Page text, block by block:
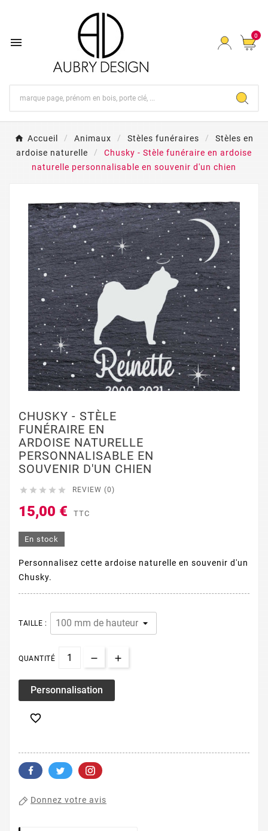
 0
Accueil Animaux Stèles funéraires
Stèles en
ardoise naturelle
Chusky - Stèle funéraire en ardoise
naturelle personnalisable en souvenir d'un chien
CHUSKY - STÈLE
FUNÉRAIRE EN
ARDOISE NATURELLE
PERSONNALISABLE EN
SOUVENIR D'UN CHIEN
     REVIEW (0)
15,00 € TTC
En stock
Personnalisez cette ardoise naturelle en souvenir d'un
Chusky.
TAILLE :
QUANTITÉ
Personnalisation

Donnez votre avis